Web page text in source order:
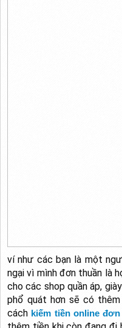
ví như các bạn là một
ngại vì mình đơn thuần là
cho các shop quần áp,
phổ quát hơn sẽ có
cách kiếm tiền online